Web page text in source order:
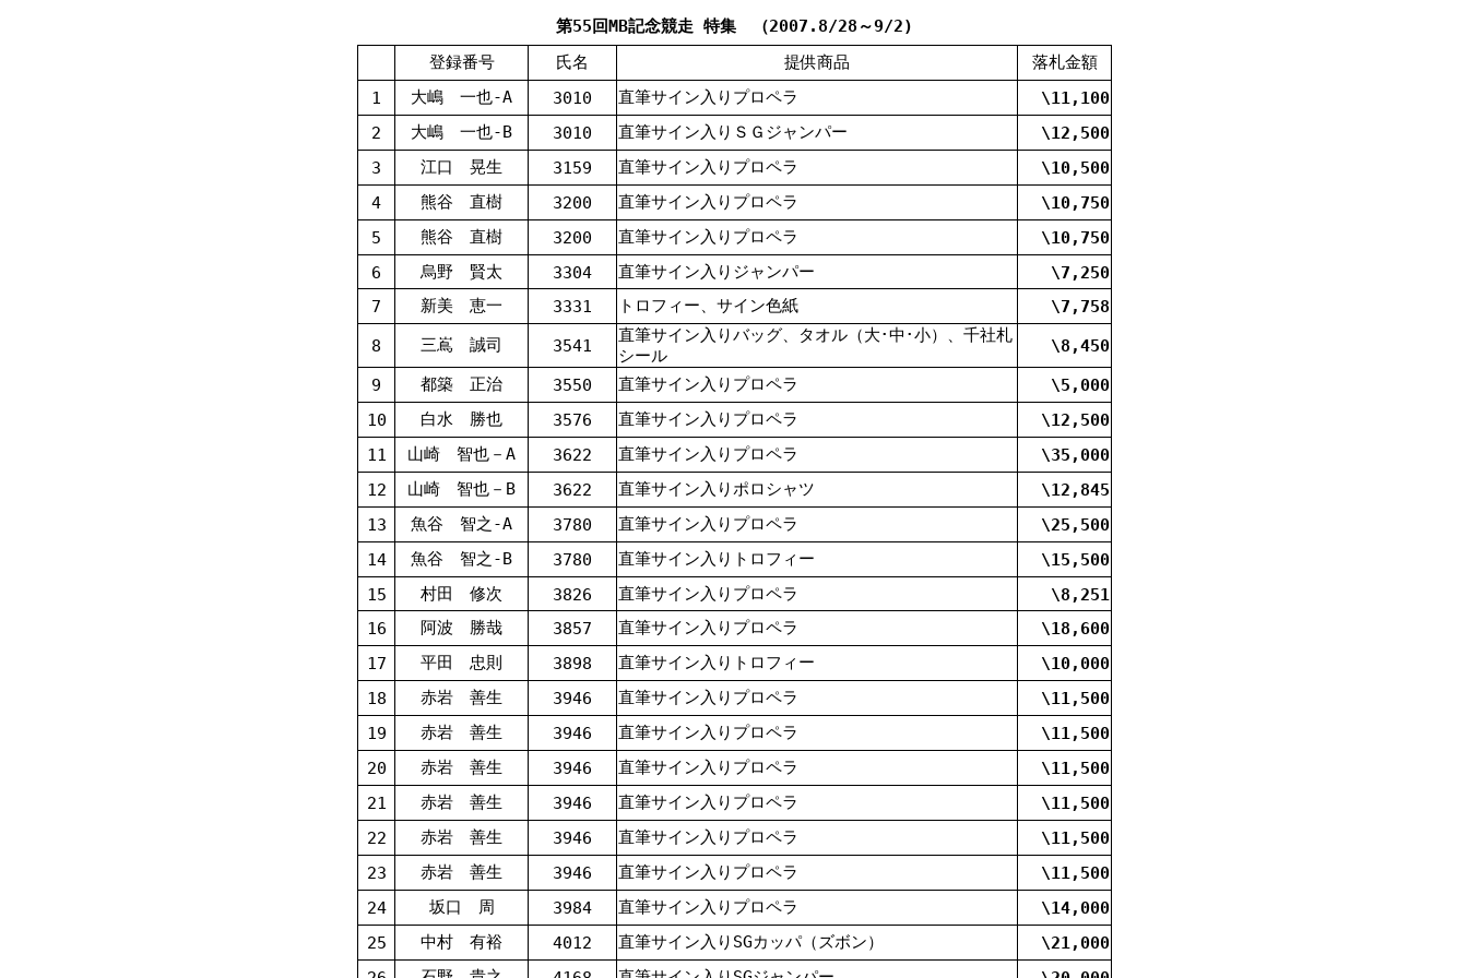
第55回MB記念競走 特集 （2007.8/28～9/2)
登録番号
氏名 提供商品
落札金額
1
大嶋 一也-A 3010 直筆サイン入りプロペラ
\11,100
2
大嶋 一也-B 3010 直筆サイン入りＳＧジャンパー
\12,500
3
江口 晃生 3159 直筆サイン入りプロペラ
\10,500
4
熊谷 直樹 3200 直筆サイン入りプロペラ
\10,750
5
熊谷 直樹 3200 直筆サイン入りプロペラ
\10,750
6
烏野 賢太 3304 直筆サイン入りジャンパー
\7,250
7
新美 恵一 3331 トロフィー、サイン色紙 \7,758
8 三嶌 誠司 3541
直筆サイン入りバッグ、タオル（大･中･小）、千社札
シール
\8,450
9 都築 正治 3550 直筆サイン入りプロペラ
\5,000
10
白水 勝也 3576 直筆サイン入りプロペラ
\12,500
11
山崎 智也－A 3622 直筆サイン入りプロペラ
\35,000
12
山崎 智也－B 3622 直筆サイン入りポロシャツ
\12,845
13
魚谷 智之-A 3780 直筆サイン入りプロペラ
\25,500
14
魚谷 智之-B 3780 直筆サイン入りトロフィー
\15,500
15
村田 修次 3826 直筆サイン入りプロペラ
\8,251
16
阿波 勝哉 3857 直筆サイン入りプロペラ
\18,600
17
平田 忠則 3898 直筆サイン入りトロフィー
\10,000
18
赤岩 善生 3946 直筆サイン入りプロペラ
\11,500
19
赤岩 善生 3946 直筆サイン入りプロペラ
\11,500
20
赤岩 善生 3946 直筆サイン入りプロペラ
\11,500
21
赤岩 善生 3946 直筆サイン入りプロペラ
\11,500
22
赤岩 善生 3946 直筆サイン入りプロペラ
\11,500
23
赤岩 善生 3946 直筆サイン入りプロペラ
\11,500
24
坂口 周 3984 直筆サイン入りプロペラ
\14,000
25
中村 有裕 4012 直筆サイン入りSGカッパ（ズボン）
\21,000